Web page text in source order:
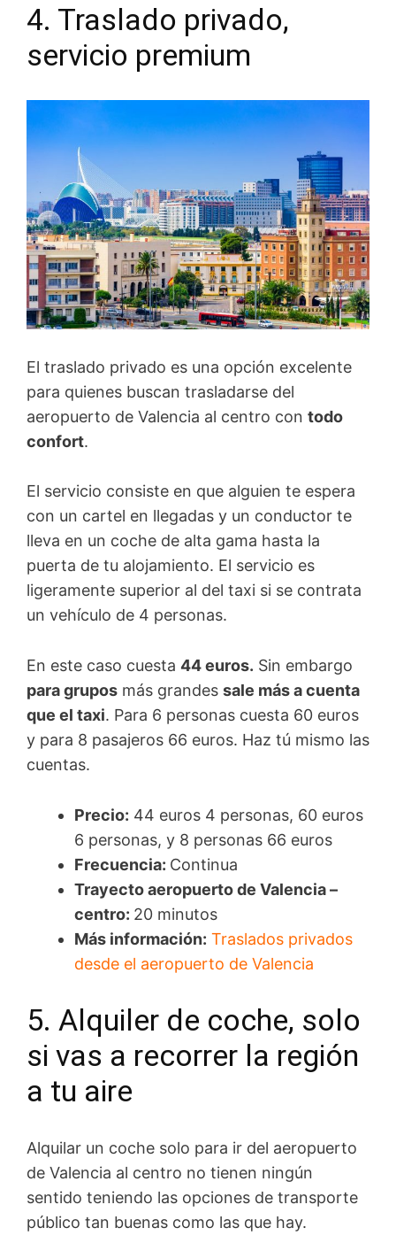
4. Traslado privado,
servicio premium
El traslado privado es una opción excelente
para quienes buscan trasladarse del
aeropuerto de Valencia al centro con todo
confort.
El servicio consiste en que alguien te espera
con un cartel en llegadas y un conductor te
lleva en un coche de alta gama hasta la
puerta de tu alojamiento. El servicio es
ligeramente superior al del taxi si se contrata
un vehículo de 4 personas.
En este caso cuesta 44 euros. Sin embargo
para grupos más grandes sale más a cuenta
que el taxi. Para 6 personas cuesta 60 euros
y para 8 pasajeros 66 euros. Haz tú mismo las
cuentas.
Precio: 44 euros 4 personas, 60 euros
6 personas, y 8 personas 66 euros
Frecuencia: Continua
Trayecto aeropuerto de Valencia –
centro: 20 minutos
Más información: Traslados privados
desde el aeropuerto de Valencia
5. Alquiler de coche, solo
si vas a recorrer la región
a tu aire
Alquilar un coche solo para ir del aeropuerto
de Valencia al centro no tienen ningún
sentido teniendo las opciones de transporte
público tan buenas como las que hay.